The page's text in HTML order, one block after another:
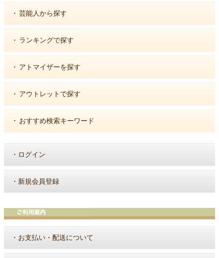
・ 芸能人から探す
・ ランキングで探す
・ アトマイザーを探す
・ アウトレットで探す
・ おすすめ検索キーワード
・ ログイン
・ 新規会員登録
・ お支払い・配送について